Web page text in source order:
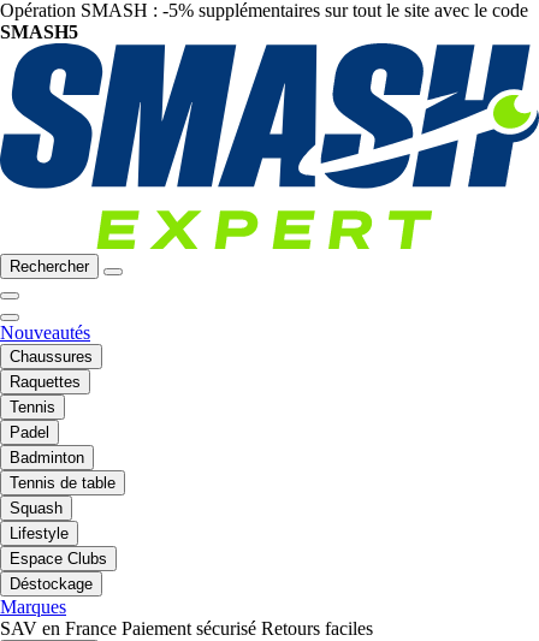
Opération SMASH : -5% supplémentaires sur tout le site avec le code
SMASH5
Rechercher
Nouveautés
Chaussures
Raquettes
Tennis
Padel
Badminton
Tennis de table
Squash
Lifestyle
Espace Clubs
Déstockage
Marques
SAV en France Paiement sécurisé Retours faciles